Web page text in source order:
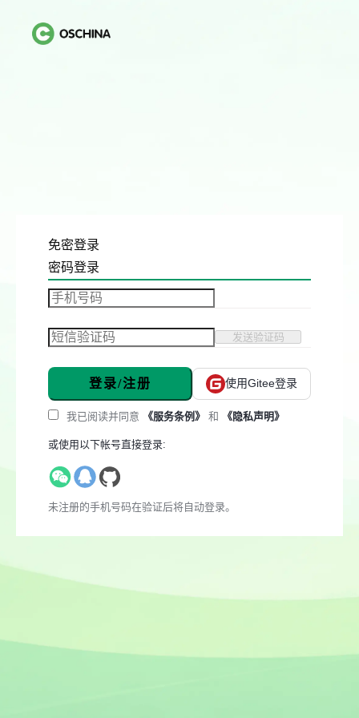
免密登录
密码登录
发送验证码
登录/注册 使用Gitee登录
我已阅读并同意 《服务条例》 和 《隐私声明》
或使用以下帐号直接登录:
未注册的手机号码在验证后将自动登录。